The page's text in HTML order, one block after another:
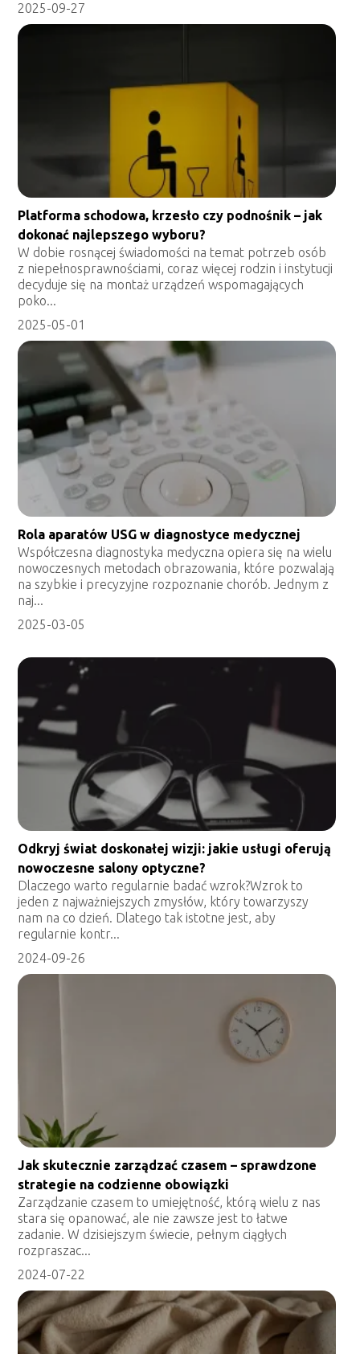
2025-09-27
Platforma schodowa, krzesło czy podnośnik – jak
dokonać najlepszego wyboru?
W dobie rosnącej świadomości na temat potrzeb osób
z niepełnosprawnościami, coraz więcej rodzin i instytucji
decyduje się na montaż urządzeń wspomagających
poko...
2025-05-01
Rola aparatów USG w diagnostyce medycznej
Współczesna diagnostyka medyczna opiera się na wielu
nowoczesnych metodach obrazowania, które pozwalają
na szybkie i precyzyjne rozpoznanie chorób. Jednym z
naj...
2025-03-05
Odkryj świat doskonałej wizji: jakie usługi oferują
nowoczesne salony optyczne?
Dlaczego warto regularnie badać wzrok?Wzrok to
jeden z najważniejszych zmysłów, który towarzyszy
nam na co dzień. Dlatego tak istotne jest, aby
regularnie kontr...
2024-09-26
Jak skutecznie zarządzać czasem – sprawdzone
strategie na codzienne obowiązki
Zarządzanie czasem to umiejętność, którą wielu z nas
stara się opanować, ale nie zawsze jest to łatwe
zadanie. W dzisiejszym świecie, pełnym ciągłych
rozpraszac...
2024-07-22